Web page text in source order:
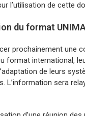
l’utilisation de cette
du format
prochainement une
format international,
de leurs
L’information sera